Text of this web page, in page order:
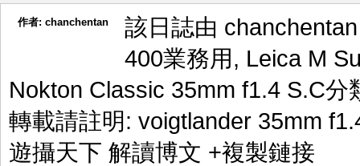
作者: chanchentan
該日誌由
400業務用 , Leica M
Nokton Classic 35mm f1.4 S.C分
轉載請註明: voigtlander 35mm
遊攝天下 解讀博文 +複製鏈接